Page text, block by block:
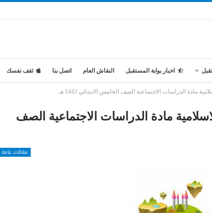
اخبار بوابة المستقبل النقاش العام اتصل بنا ثقف نفسك
الدراسات الاجتماعية الصف الخامس الابتدائي 1443 هـ
مادة الدراسات الاجتماعية الصف
مقالات عامة